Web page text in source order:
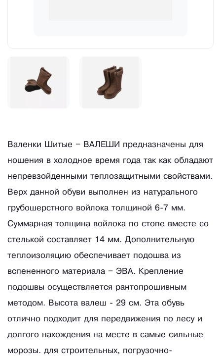
Валенки Шитые – ВАЛЕШИ предназначены для
ношения в холодное время года так как обладают
непревзойденными теплозащитными свойствами.
Верх данной обуви выполнен из натурального
грубошерстного войлока толщиной 6-7 мм.
Суммарная толщина войлока по стопе вместе со
стелькой составляет 14 мм. Дополнительную
теплоизоляцию обеспечивает подошва из
вспененного материала – ЭВА. Крепление
подошвы осуществляется рантопрошивным
методом. Высота валеш - 29 см. Эта обувь
отлично подходит для передвижения по лесу и
долгого нахождения на месте в самые сильные
морозы. для строительных, погрузочно-